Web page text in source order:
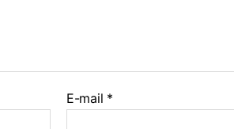
E-mail *